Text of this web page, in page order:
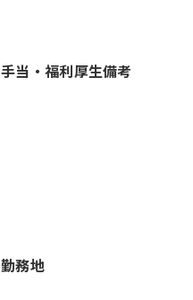
手当・福利厚生備考
勤務地